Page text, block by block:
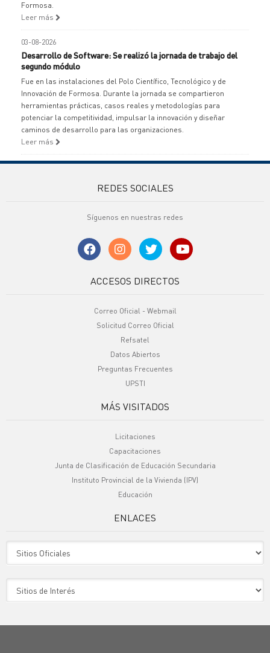
Formosa.
Leer más
03-08-2026
Desarrollo de Software: Se realizó la jornada de trabajo del
segundo módulo
Fue en las instalaciones del Polo Científico, Tecnológico y de
Innovación de Formosa. Durante la jornada se compartieron
herramientas prácticas, casos reales y metodologías para
potenciar la competitividad, impulsar la innovación y diseñar
caminos de desarrollo para las organizaciones.
Leer más
REDES SOCIALES
Síguenos en nuestras redes
ACCESOS DIRECTOS
Correo Oficial - Webmail
Solicitud Correo Oficial
Refsatel
Datos Abiertos
Preguntas Frecuentes
UPSTI
MÁS VISITADOS
Licitaciones
Capacitaciones
Junta de Clasificación de Educación Secundaria
Instituto Provincial de la Vivienda (IPV)
Educación
ENLACES